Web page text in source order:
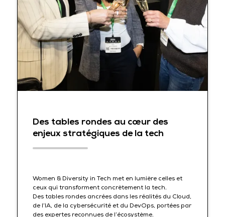
Des tables rondes au cœur des
enjeux stratégiques de la tech
Women & Diversity in Tech met en lumière celles et
ceux qui transforment concrètement la tech.
Des tables rondes ancrées dans les réalités du Cloud,
de l’IA, de la cybersécurité et du DevOps, portées par
des expertes reconnues de l’écosystème.